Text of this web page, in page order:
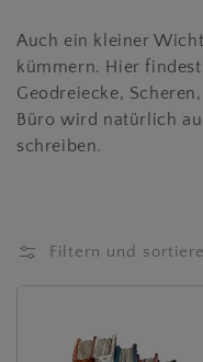
t
e
g
Auch ein kleiner
kümmern. Hier
Geodreiecke,
Büro wird natürlich
schreiben.
Filtern und